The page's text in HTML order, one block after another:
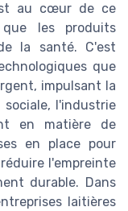
au cœur de ce
les produits
la santé. C'est
que
impulsant la
sociale, l'industrie
en matière de
en place pour
l'empreinte
durable. Dans
laitières